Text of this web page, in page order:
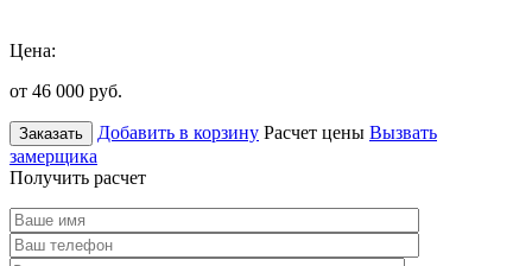
Цена:
от 46 000 руб.
Заказать Добавить в корзину Расчет цены Вызвать
замерщика
Получить расчет